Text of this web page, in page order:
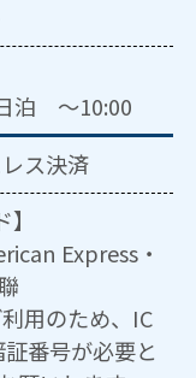
泊 ～10:00
ス決済
Express・
用のため、IC
番号が必要と